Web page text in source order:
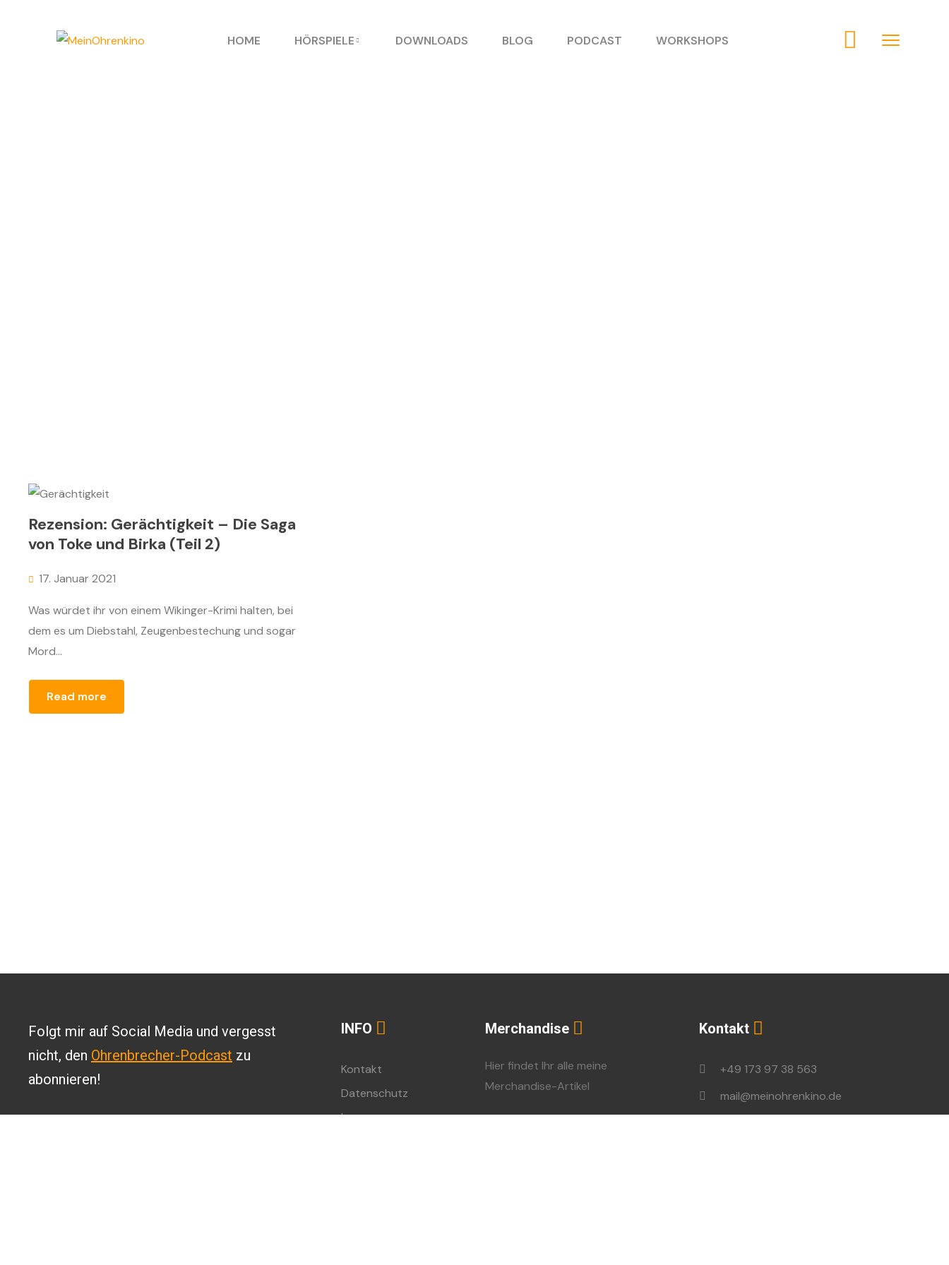
HOME HÖRSPIELE DOWNLOADS BLOG PODCAST WORKSHOPS
Rezension: Gerächtigkeit – Die Saga
von Toke und Birka (Teil 2)
17. Januar 2021
Was würdet ihr von einem Wikinger-Krimi halten, bei
dem es um Diebstahl, Zeugenbestechung und sogar
Mord...
Read more
Folgt mir auf Social Media und vergesst
nicht, den Ohrenbrecher-Podcast zu
abonnieren!
INFO
Kontakt
Datenschutz
Impressum
Merchandise
Hier findet Ihr alle meine
Merchandise-Artikel
Kontakt
+49 173 97 38 563
mail@meinohrenkino.de